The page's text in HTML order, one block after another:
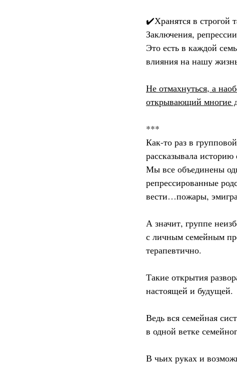
✔️Хранятся в строгой
Заключения,
Это есть в каждой
влияния на нашу жизнь
Не отмахнуться, а
открывающий многие
***
Как-то раз в
рассказывала
Мы все объединены
репрессированные
вести…пожары,
А значит, группе
с личным семейным
терапевтично.
Такие открытия
настоящей и будущей.
Ведь вся семейная
в одной ветке
В чьих руках и